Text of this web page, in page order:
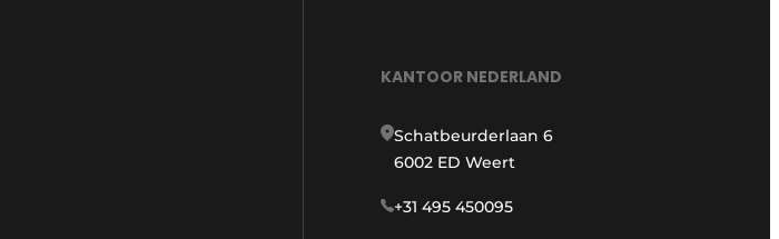
KANTOOR NEDERLAND
Schatbeurderlaan 6
6002 ED Weert
+31 495 450095